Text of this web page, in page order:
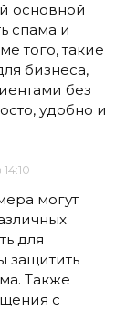
основной
спама и
того, такие
бизнеса,
без
удобно и
могут
для
защитить
Также
с